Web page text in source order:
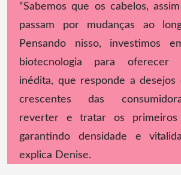
“Sabemos que os cabelos,
passam por mudanças ao
Pensando nisso, investimos
biotecnologia para oferecer
inédita, que responde a desejos
crescentes das
reverter e tratar os primeiros
garantindo densidade e
explica Denise.